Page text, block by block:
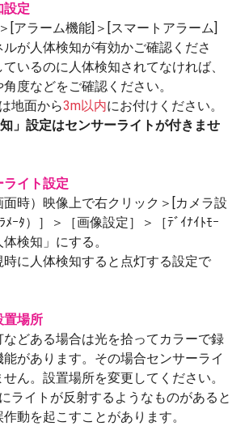
定
[アラーム機能]＞[スマートアラーム]
が人体検知が有効かご確認くださ
いるのに人体検知されてなければ、
度などをご確認ください。
地面から3m以内にお付けください。
」設定はセンサーライトが付きませ
イト設定
面時）映像上で右クリック＞[カメラ設
ﾒｰﾀ）］＞［画像設定］＞［ﾃﾞｲﾅｲﾄﾓｰ
検知」にする。
時に人体検知すると点灯する設定で
場所
などある場合は光を拾ってカラーで録
があります。その場合センサーライ
せん。設置場所を変更してください。
ライトが反射するようなものがあると
動を起こすことがあります。